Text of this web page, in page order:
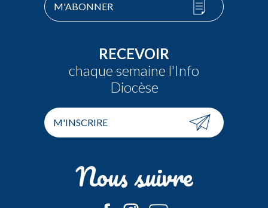
M'ABONNER
RECEVOIR
chaque semaine l'Info
Diocèse
M'INSCRIRE
Nous suivre